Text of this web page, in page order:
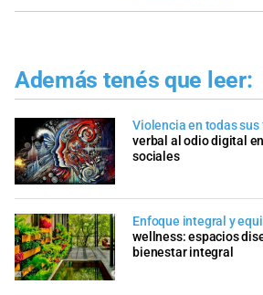
Además tenés que leer:
Violencia en todas sus
verbal al odio digital
sociales
Enfoque integral y
wellness: espacios
bienestar integral